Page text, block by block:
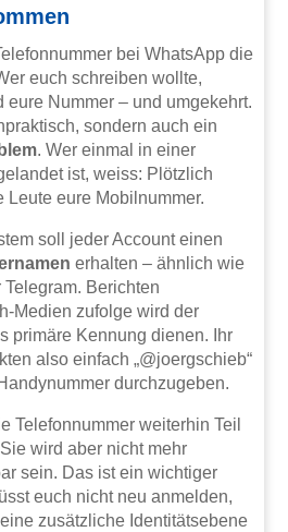
bei WhatsApp die
euch schreiben wollte,
eure Nummer – und umgekehrt.
sondern auch ein
. Wer einmal in einer
ist, weiss: Plötzlich
Leute eure Mobilnummer.
soll jeder Account einen
erhalten – ähnlich wie
Berichten
Medien zufolge wird der
primäre Kennung dienen. Ihr
also einfach „@joergschieb“
durchzugeben.
Telefonnummer weiterhin Teil
wird aber nicht mehr
sein. Das ist ein wichtiger
euch nicht neu anmelden,
zusätzliche Identitätsebene